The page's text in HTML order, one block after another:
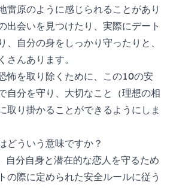
雷原のように感じられることがあり
出会いを見つけたり、実際にデート
、自分の身をしっかり守ったりと、
んあります。
怖を取り除くために、この10の安
自分を守り、大切なこと（理想の相
取り掛かることができるようにしま
どういう意味ですか？
分自身と潜在的な恋人を守るため
の際に定められた安全ルールに従う